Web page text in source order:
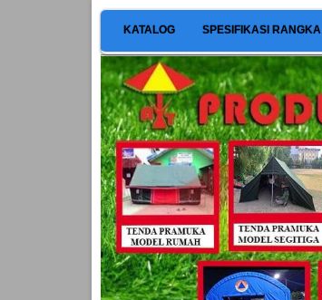
KATALOG SPESIFIKASI RANGKA